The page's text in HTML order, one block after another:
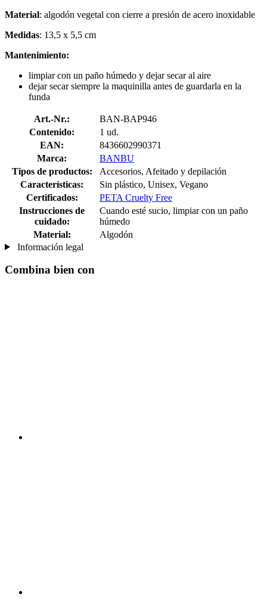
Material: algodón vegetal con cierre a presión de acero inoxidable
Medidas: 13,5 x 5,5 cm
Mantenimiento:
limpiar con un paño húmedo y dejar secar al aire
dejar secar siempre la maquinilla antes de guardarla en la
funda
Art.-Nr.:
BAN-BAP946
Contenido:
1 ud.
EAN:
8436602990371
Marca:
BANBU
Tipos de productos:
Accesorios, Afeitado y depilación
Características:
Sin plástico, Unisex, Vegano
Certificados:
PETA Cruelty Free
Instrucciones de
cuidado:
Cuando esté sucio, limpiar con un paño
húmedo
Material:
Algodón
Información legal
Combina bien con